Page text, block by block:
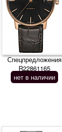
Спецпредложения
R22861165
нет в наличии